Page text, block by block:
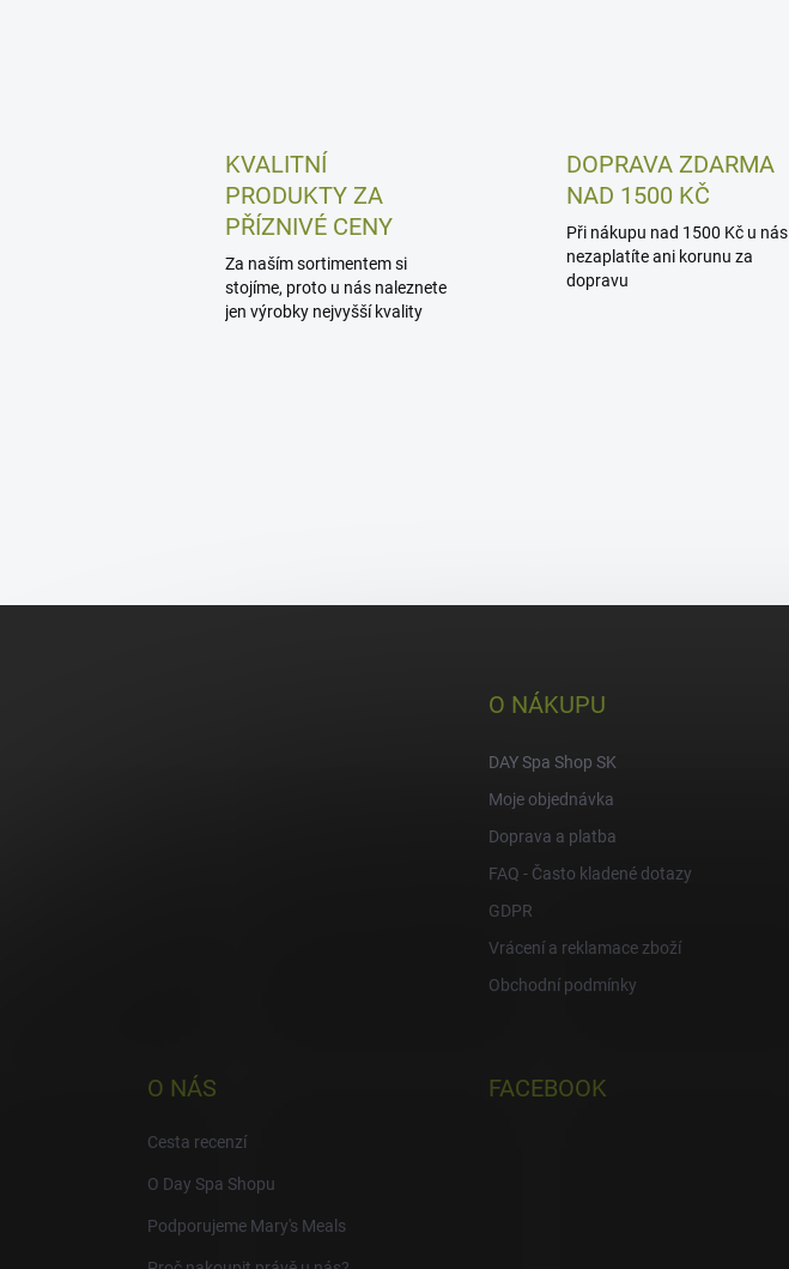
KVALITNÍ
PRODUKTY ZA
PŘÍZNIVÉ CENY
Za naším sortimentem si
stojíme, proto u nás naleznete
jen výrobky nejvyšší kvality
DOPRAVA ZDARMA
NAD 1500 KČ
Při nákupu nad 1500 Kč u nás
nezaplatíte ani korunu za
dopravu
O NÁKUPU
DAY Spa Shop SK
Moje objednávka
Doprava a platba
FAQ - Často kladené dotazy
GDPR
Vrácení a reklamace zboží
Obchodní podmínky
O NÁS
Cesta recenzí
O Day Spa Shopu
Podporujeme Mary's Meals
FACEBOOK